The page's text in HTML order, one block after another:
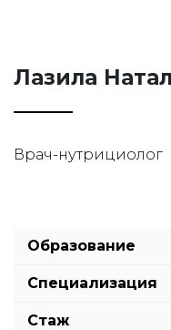
Лазила
Врач-нутрициолог
Образование
Специализация
Стаж